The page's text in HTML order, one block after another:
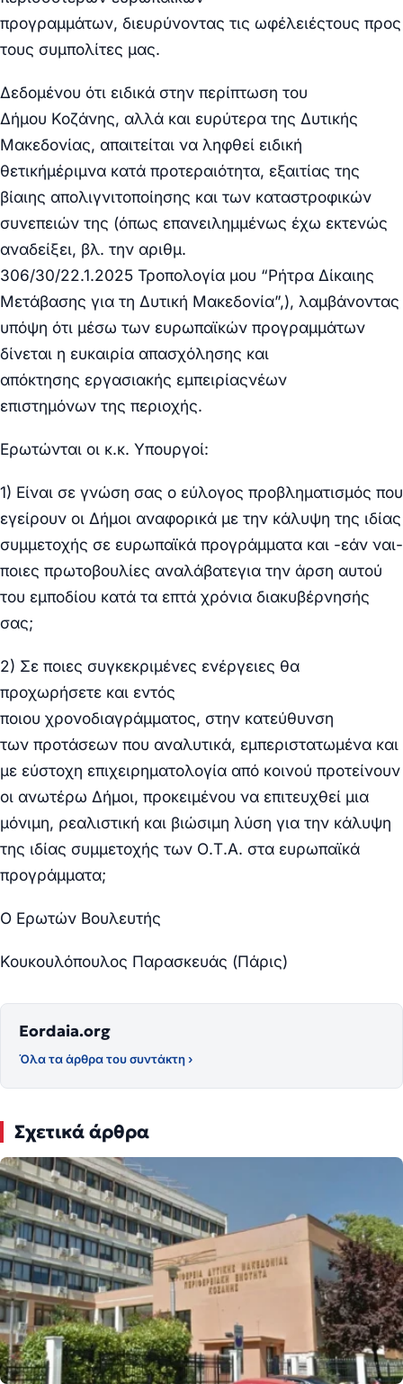
προγραμμάτων, διευρύνοντας τις ωφέλειέςτους προς
τους συμπολίτες μας.
Δεδομένου ότι ειδικά στην περίπτωση του
Δήμου Κοζάνης, αλλά και ευρύτερα της Δυτικής
Μακεδονίας, απαιτείται να ληφθεί ειδική
θετικήμέριμνα κατά προτεραιότητα, εξαιτίας της
βίαιης απολιγνιτοποίησης και των καταστροφικών
συνεπειών της (όπως επανειλημμένως έχω εκτενώς
αναδείξει, βλ. την αριθμ.
306/30/22.1.2025 Τροπολογία μου “Ρήτρα Δίκαιης
Μετάβασης για τη Δυτική Μακεδονία”,), λαμβάνοντας
υπόψη ότι μέσω των ευρωπαϊκών προγραμμάτων
δίνεται η ευκαιρία απασχόλησης και
απόκτησης εργασιακής εμπειρίαςνέων
επιστημόνων της περιοχής.
Ερωτώνται οι κ.κ. Υπουργοί:
1) Είναι σε γνώση σας ο εύλογος προβληματισμός που
εγείρουν οι Δήμοι αναφορικά με την κάλυψη της ιδίας
συμμετοχής σε ευρωπαϊκά προγράμματα και -εάν ναι-
ποιες πρωτοβουλίες αναλάβατεγια την άρση αυτού
του εμποδίου κατά τα επτά χρόνια διακυβέρνησής
σας;
2) Σε ποιες συγκεκριμένες ενέργειες θα
προχωρήσετε και εντός
ποιου χρονοδιαγράμματος, στην κατεύθυνση
των προτάσεων που αναλυτικά, εμπεριστατωμένα και
με εύστοχη επιχειρηματολογία από κοινού προτείνουν
οι ανωτέρω Δήμοι, προκειμένου να επιτευχθεί μια
μόνιμη, ρεαλιστική και βιώσιμη λύση για την κάλυψη
της ιδίας συμμετοχής των Ο.Τ.Α. στα ευρωπαϊκά
προγράμματα;
Ο Ερωτών Βουλευτής
Κουκουλόπουλος Παρασκευάς (Πάρις)
Eordaia.org
Όλα τα άρθρα του συντάκτη ›
Σχετικά άρθρα